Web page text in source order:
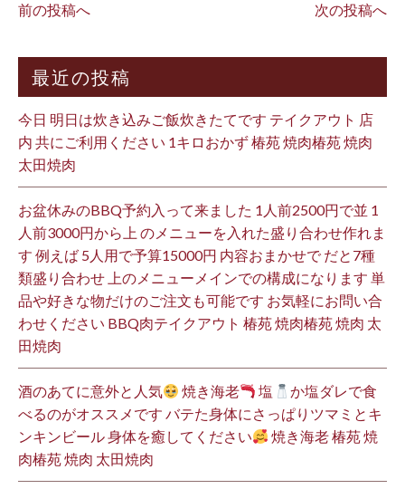
前の投稿へ 次の投稿へ
最近の投稿
今日 明日は炊き込みご飯炊きたてです テイクアウト 店
内 共にご利用ください 1キロおかず 椿苑 焼肉椿苑 焼肉
太田焼肉
お盆休みのBBQ予約入って来ました 1人前2500円で並 1
人前3000円から上 のメニューを入れた盛り合わせ作れま
す 例えば 5人用で予算15000円 内容おまかせで だと7種
類盛り合わせ 上のメニューメインでの構成になります 単
品や好きな物だけのご注文も可能です お気軽にお問い合
わせください BBQ肉テイクアウト 椿苑 焼肉椿苑 焼肉 太
田焼肉
酒のあてに意外と人気 焼き海老 塩
か塩ダレで食
べるのがオススメです バテた身体にさっぱりツマミとキ
ンキンビール 身体を癒してください
焼き海老 椿苑 焼
肉椿苑 焼肉 太田焼肉